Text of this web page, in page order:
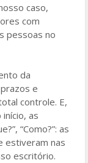
caso,
com
pessoas no
da
e
controle. E,
as
“Como?”: as
estiveram nas
escritório.